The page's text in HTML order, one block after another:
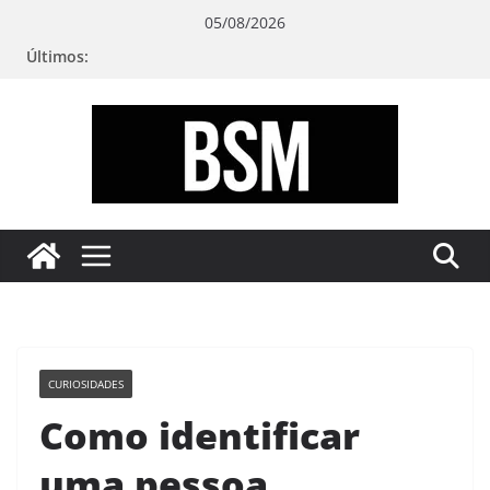
05/08/2026
Últimos:
sua
Mente
CURIOSIDADES
Como identificar